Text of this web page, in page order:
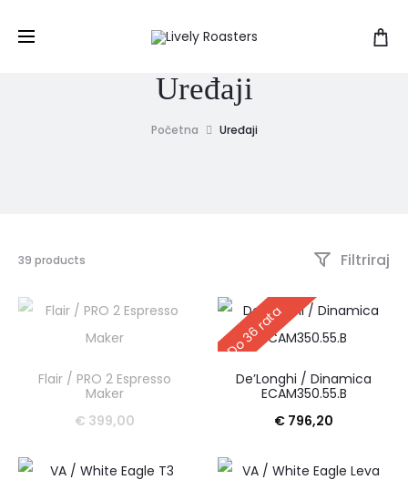
Uređaji
Početna Uređaji
39 products
od
39
po
Filtriraj
Flair / PRO 2 Espresso
Maker
€ 399,00
Do 36 rata
De’Longhi / Dinamica
ECAM350.55.B
€ 796,20